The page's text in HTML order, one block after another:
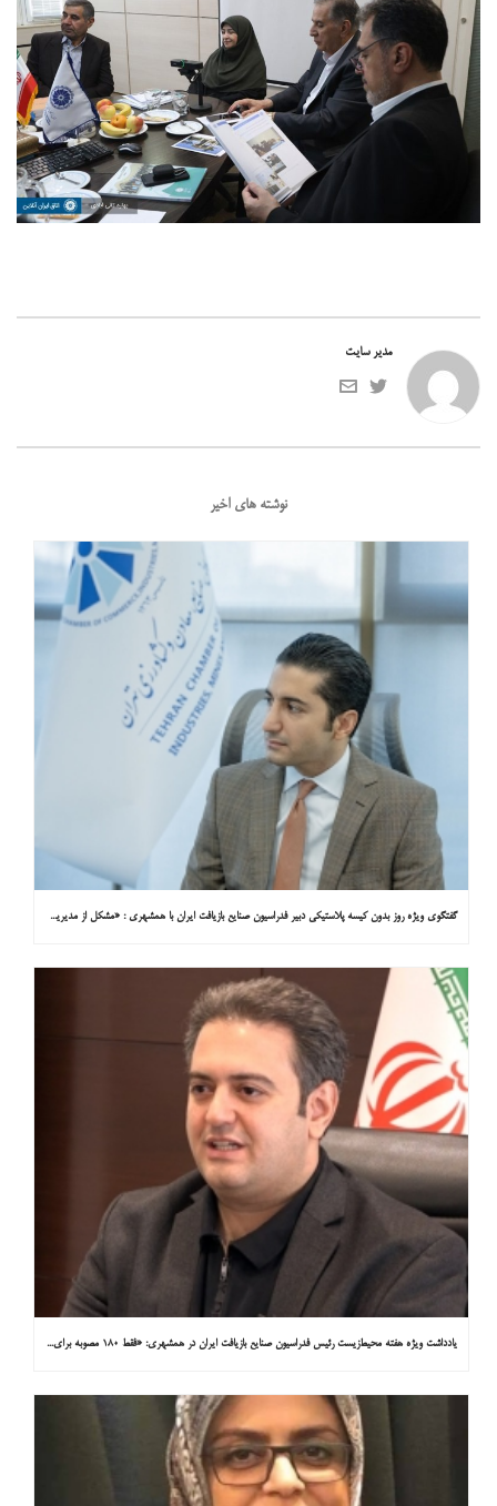
مدیر سایت
نوشته های اخیر
گفتگوی ویژه روز بدون کیسه پلاستیکی دبیر فدراسیون صنایع بازیافت ایران با همشهری : «مشکل از مدیریت پسماند پلاستیکی است، نه کیسه پلاستیکی»
یادداشت ویژه هفته محیط‌زیست رئیس فدراسیون صنایع بازیافت ایران در همشهری: «فقط ۱۸۰ مصوبه برای خارج کردن خودروهای فرسوده از خیابان‌ها»